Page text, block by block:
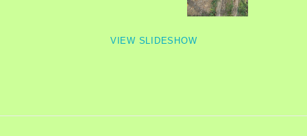
VIEW SLIDESHOW